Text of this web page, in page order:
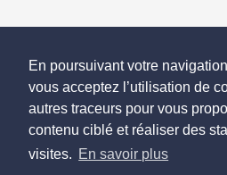
En poursuivant votre
vous acceptez l’utilisation de
autres traceurs pour vous
contenu ciblé et réaliser des
visites. En savoir plus